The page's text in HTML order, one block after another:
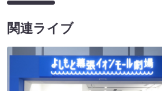
関連ライブ